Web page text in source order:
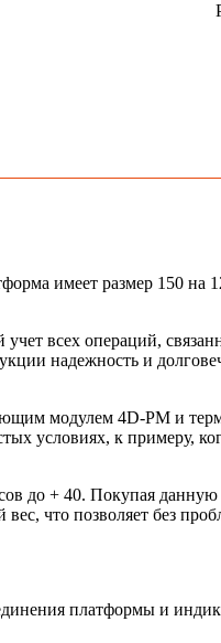
имеет размер 150 на
учет всех операций,
надежность и
модулем 4D-PM и
условиях, к примеру,
до + 40. Покупая
что позволяет без
платформы и